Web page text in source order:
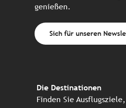
genießen.
Sich für unseren
Die Destinationen
Finden Sie